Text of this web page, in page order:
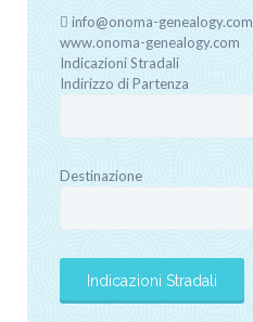
info@onoma-genealogy.com
www.onoma-genealogy.com
Indicazioni Stradali
Indirizzo di Partenza
Destinazione